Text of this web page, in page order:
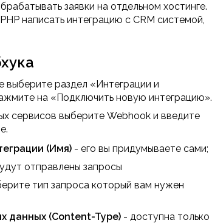
заявки на отдельном хостинге.
написать интеграцию с CRM системой,
выберите раздел «Интеграции и
на «Подключить новую интеграцию».
сервисов выберите Webhook и введите
(Имя) - его вы придумываете сами;
отправлены запросы
тип запроса который вам нужен
данных (Content-Type) - доступна только